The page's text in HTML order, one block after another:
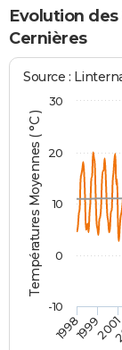
Forum
Aménagement
Extérieur
Cuisine
Salle de bains
Jardinage
Rangement
+WEEK-END
Guides de France
Escapades
Patrimoine
Expositions
Musées
Week-end nature
+
Art de vivre
Bien-être
Loisirs
Mode
Modes de vie
Alimentation
Guide de la santé
Maladies
Médicaments
Sommeil
VOYAGE
Destinations
City break
Voyage nature
Voyage de noces
Forum
Climat
PHOTO
GUIDES D'ACHAT
BONS PLANS
CARTE DE VOEUX
Carte de Noël
Carte Bonne année
Carte Saint-Valentin
Carte Pâques
Carte d'anniversaire
DICTIONNAIRE
Dictionnaire
Biographies
Citations
Expressions
Proverbes
PROGRAMME TV
Evolution
Cernières
Températures Moyennes ( °C )
Source :
199819992001
0
10
20
-10
30